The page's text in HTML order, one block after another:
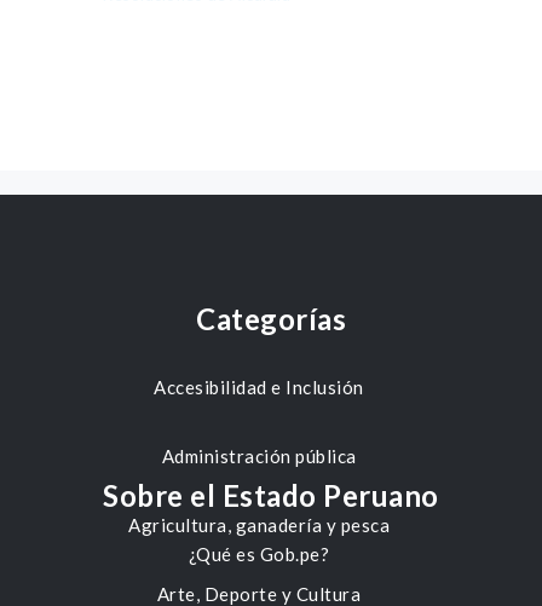
Categorías
Accesibilidad e Inclusión
Administración pública
Agricultura, ganadería y pesca
Arte, Deporte y Cultura
Sobre el Estado Peruano
¿Qué es Gob.pe?